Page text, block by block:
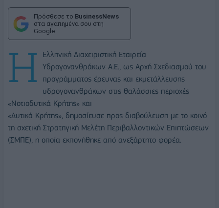
Πρόσθεσε το BusinessNews
στα αγαπημένα σου στη
Google
Η
Ελληνική Διαχειριστική Εταιρεία
Υδρογονανθράκων Α.Ε., ως Αρχή Σχεδιασμού του
προγράμματος έρευνας και εκμετάλλευσης
υδρογονανθράκων στις θαλάσσιες περιοχές
«Νοτιοδυτικά Κρήτης» και
«Δυτικά Κρήτης», δημοσίευσε προς διαβούλευση με το κοινό
τη σχετική Στρατηγική Μελέτη Περιβαλλοντικών Επιπτώσεων
(ΣΜΠΕ), η οποία εκπονήθηκε από ανεξάρτητο φορέα.